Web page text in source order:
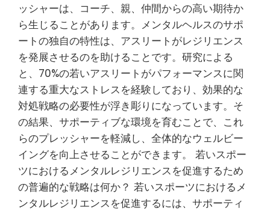
ッシャーは、コーチ、親、仲間からの高い期待か
ら生じることがあります。メンタルヘルスのサポ
ートの独自の特性は、アスリートがレジリエンス
を発展させるのを助けることです。研究による
と、70%の若いアスリートがパフォーマンスに関
連する重大なストレスを経験しており、効果的な
対処戦略の必要性が浮き彫りになっています。そ
の結果、サポーティブな環境を育むことで、これ
らのプレッシャーを軽減し、全体的なウェルビー
イングを向上させることができます。 若いスポー
ツにおけるメンタルレジリエンスを促進するため
の普遍的な戦略は何か？ 若いスポーツにおけるメ
ンタルレジリエンスを促進するには、サポーティ